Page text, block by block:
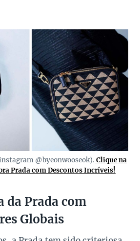
@byeonwooseok). Clique na
Prada com Descontos Incríveis!
da Prada com
Globais